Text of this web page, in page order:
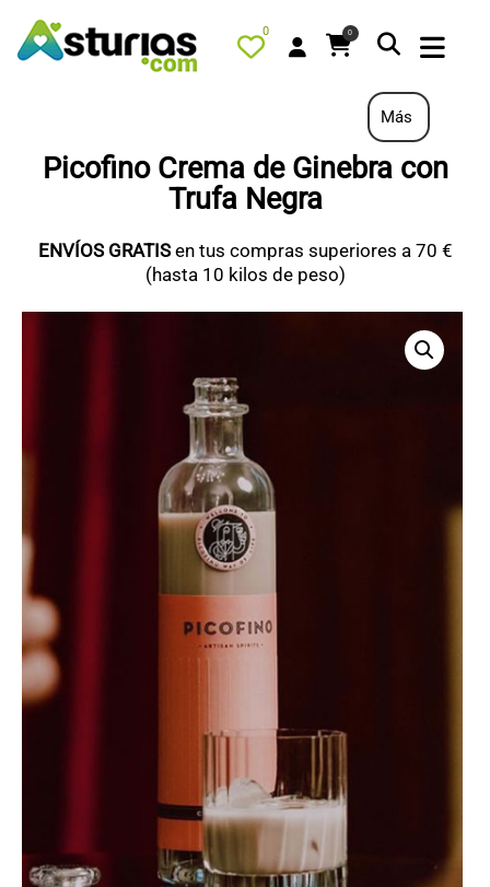
0 0
QUÉ HACER
ALOJAMIENTOS
RESTAURANTES
PORTADA / DESTACADO
TODOS LOS PRODUCTOS
LOTES REGALO
QUESOS ASTURIANOS
CONSERVAS, PATÉS Y PLATOS
COCINADOS
CERVEZAS ARTESANAS
ARROZ CON LECHE
LICORES / DESTILADOS
LIBROS
Más
Picofino Crema de Ginebra con
Trufa Negra
ENVÍOS GRATISen tus compras superiores a 70 €
(hasta 10 kilos de peso)